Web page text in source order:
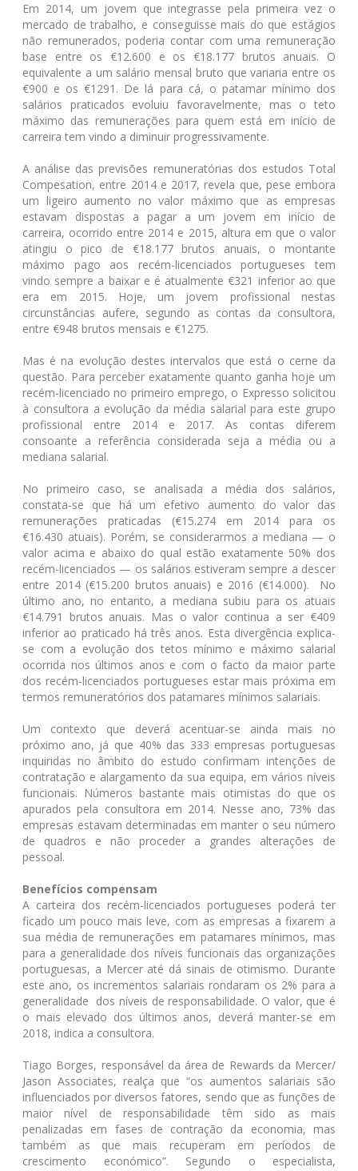
Em 2014, um jovem que integrasse pela primeira vez o
mercado de trabalho, e conseguisse mais do que estágios
não remunerados, poderia contar com uma remuneração
base entre os €12.600 e os €18.177 brutos anuais. O
equivalente a um salário mensal bruto que variaria entre os
€900 e os €1291. De lá para cá, o patamar mínimo dos
salários praticados evoluiu favoravelmente, mas o teto
máximo das remunerações para quem está em início de
carreira tem vindo a diminuir progressivamente.
A análise das previsões remuneratórias dos estudos Total
Compesation, entre 2014 e 2017, revela que, pese embora
um ligeiro aumento no valor máximo que as empresas
estavam dispostas a pagar a um jovem em início de
carreira, ocorrido entre 2014 e 2015, altura em que o valor
atingiu o pico de €18.177 brutos anuais, o montante
máximo pago aos recém-licenciados portugueses tem
vindo sempre a baixar e é atualmente €321 inferior ao que
era em 2015. Hoje, um jovem profissional nestas
circunstâncias aufere, segundo as contas da consultora,
entre €948 brutos mensais e €1275.
Mas é na evolução destes intervalos que está o cerne da
questão. Para perceber exatamente quanto ganha hoje um
recém-licenciado no primeiro emprego, o Expresso solicitou
à consultora a evolução da média salarial para este grupo
profissional entre 2014 e 2017. As contas diferem
consoante a referência considerada seja a média ou a
mediana salarial.
No primeiro caso, se analisada a média dos salários,
constata-se que há um efetivo aumento do valor das
remunerações praticadas (€15.274 em 2014 para os
€16.430 atuais). Porém, se considerarmos a mediana — o
valor acima e abaixo do qual estão exatamente 50% dos
recém-licenciados — os salários estiveram sempre a descer
entre 2014 (€15.200 brutos anuais) e 2016 (€14.000). No
último ano, no entanto, a mediana subiu para os atuais
€14.791 brutos anuais. Mas o valor continua a ser €409
inferior ao praticado há três anos. Esta divergência explica-
se com a evolução dos tetos mínimo e máximo salarial
ocorrida nos últimos anos e com o facto da maior parte
dos recém-licenciados portugueses estar mais próxima em
termos remuneratórios dos patamares mínimos salariais.
Um contexto que deverá acentuar-se ainda mais no
próximo ano, já que 40% das 333 empresas portuguesas
inquiridas no âmbito do estudo confirmam intenções de
contratação e alargamento da sua equipa, em vários níveis
funcionais. Números bastante mais otimistas do que os
apurados pela consultora em 2014. Nesse ano, 73% das
empresas estavam determinadas em manter o seu número
de quadros e não proceder a grandes alterações de
pessoal.
Benefícios compensam
A carteira dos recém-licenciados portugueses poderá ter
ficado um pouco mais leve, com as empresas a fixarem a
sua média de remunerações em patamares mínimos, mas
para a generalidade dos níveis funcionais das organizações
portuguesas, a Mercer até dá sinais de otimismo. Durante
este ano, os incrementos salariais rondaram os 2% para a
generalidade dos níveis de responsabilidade. O valor, que é
o mais elevado dos últimos anos, deverá manter-se em
2018, indica a consultora.
Tiago Borges, responsável da área de Rewards da Mercer/
Jason Associates, realça que “os aumentos salariais são
influenciados por diversos fatores, sendo que as funções de
maior nível de responsabilidade têm sido as mais
penalizadas em fases de contração da economia, mas
também as que mais recuperam em períodos de
crescimento económico”. Segundo o especialista,